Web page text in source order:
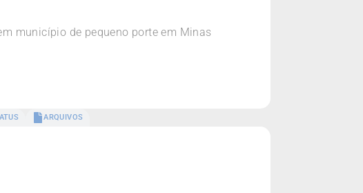
município de pequeno porte em Minas
ARQUIVOS